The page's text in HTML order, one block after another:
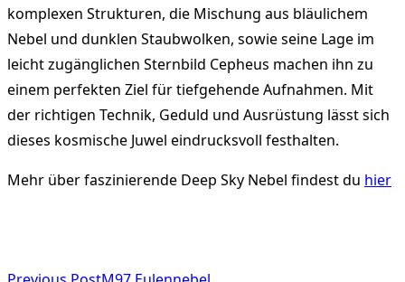
komplexen Strukturen, die Mischung aus bläulichem
Nebel und dunklen Staubwolken, sowie seine Lage im
leicht zugänglichen Sternbild Cepheus machen ihn zu
einem perfekten Ziel für tiefgehende Aufnahmen. Mit
der richtigen Technik, Geduld und Ausrüstung lässt sich
dieses kosmische Juwel eindrucksvoll festhalten.
Mehr über faszinierende Deep Sky Nebel findest du hier